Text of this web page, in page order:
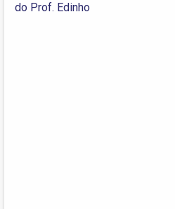
do Prof. Edinho